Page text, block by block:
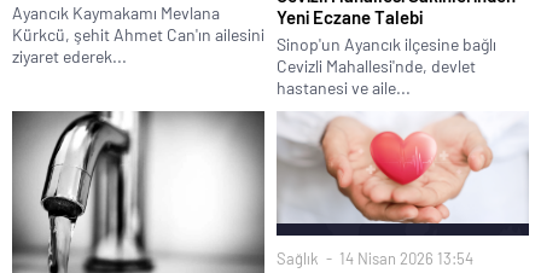
Ayancık Kaymakamı Mevlana
Kürkcü, şehit Ahmet Can'ın ailesini
ziyaret ederek...
Yeni Eczane Talebi
Sinop'un Ayancık ilçesine bağlı
Cevizli Mahallesi'nde, devlet
hastanesi ve aile...
Sağlık 14 Nisan 2026 13:54